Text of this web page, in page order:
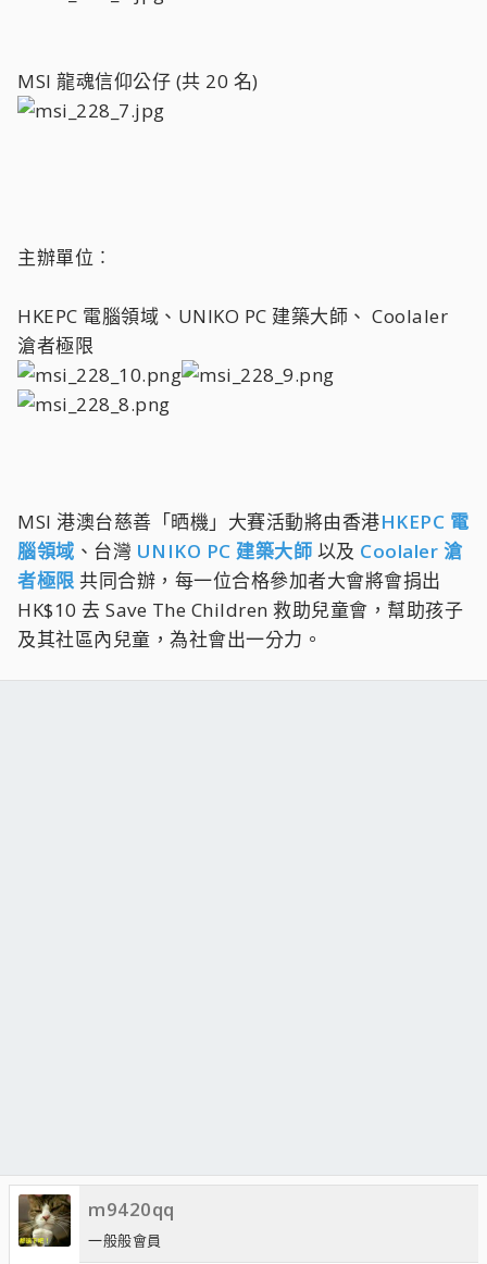
MSI 龍魂信仰公仔 (共 20 名)
主辦單位︰
HKEPC 電腦領域、UNIKO PC 建築大師、 Coolaler
滄者極限
MSI 港澳台慈善「晒機」大賽活動將由香港HKEPC 電
腦領域 、台灣 UNIKO PC 建築大師 以及 Coolaler 滄
者極限 共同合辦，每一位合格參加者大會將會捐出
HK$10 去 Save The Children 救助兒童會，幫助孩子
及其社區內兒童，為社會出一分力。
m9420qq
一般般會員